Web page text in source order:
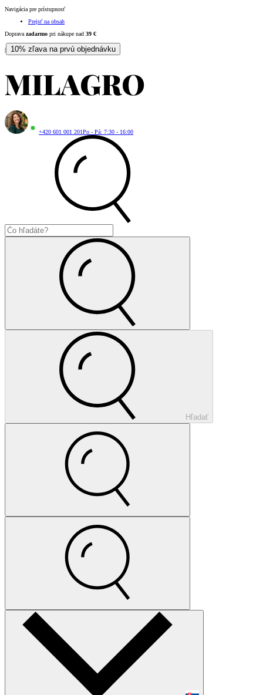
Navigácia pre prístupnosť
Prejsť na obsah
Doprava zadarmo pri nákupe nad 39 €
| 10% zľava na prvú objednávku
+420 601 001 201Po - Pá: 7:30 - 16:00
Hľadať